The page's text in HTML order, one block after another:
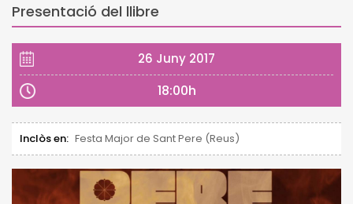
Presentació del llibre
26 Juny 2017
18:00h
Inclòs en: Festa Major de Sant Pere (Reus)